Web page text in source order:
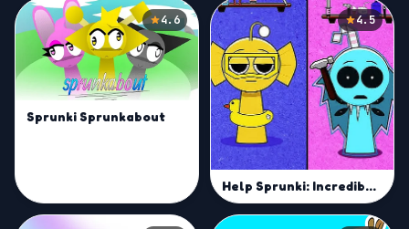
4.6
Sprunki Sprunkabout
4.5
Help Sprunki: Incredibox Challenge